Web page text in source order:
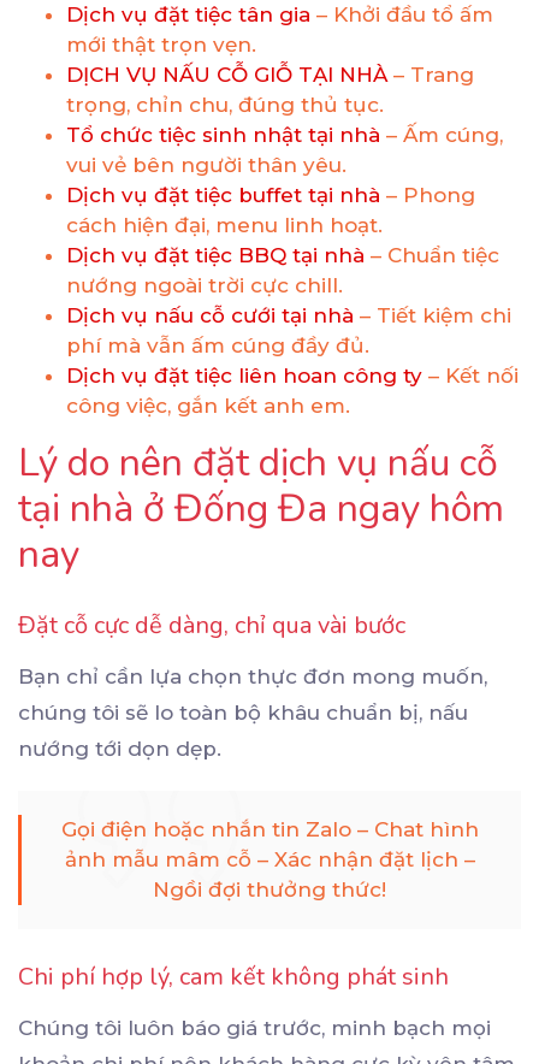
Dịch vụ đặt tiệc tân gia – Khởi đầu tổ ấm
mới thật trọn vẹn.
DỊCH VỤ NẤU CỖ GIỖ TẠI NHÀ – Trang
trọng, chỉn chu, đúng thủ tục.
Tổ chức tiệc sinh nhật tại nhà – Ấm cúng,
vui vẻ bên người thân yêu.
Dịch vụ đặt tiệc buffet tại nhà – Phong
cách hiện đại, menu linh hoạt.
Dịch vụ đặt tiệc BBQ tại nhà – Chuẩn tiệc
nướng ngoài trời cực chill.
Dịch vụ nấu cỗ cưới tại nhà – Tiết kiệm chi
phí mà vẫn ấm cúng đầy đủ.
Dịch vụ đặt tiệc liên hoan công ty – Kết nối
công việc, gắn kết anh em.
Lý do nên đặt dịch vụ nấu cỗ
tại nhà ở Đống Đa ngay hôm
nay
Đặt cỗ cực dễ dàng, chỉ qua vài bước
Bạn chỉ cần lựa chọn thực đơn mong muốn,
chúng tôi sẽ lo toàn bộ khâu chuẩn bị, nấu
nướng tới dọn dẹp.
Gọi điện hoặc nhắn tin Zalo – Chat hình
ảnh mẫu mâm cỗ – Xác nhận đặt lịch –
Ngồi đợi thưởng thức!
Chi phí hợp lý, cam kết không phát sinh
Chúng tôi luôn báo giá trước, minh bạch mọi